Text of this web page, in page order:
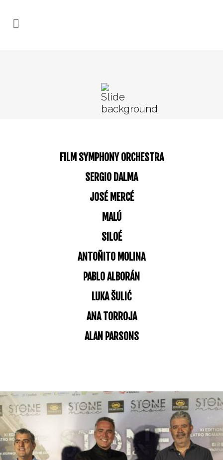
FILM SYMPHONY ORCHESTRA
SERGIO DALMA
JOSÉ MERCÉ
MALÚ
SILOÉ
ANTOÑITO MOLINA
PABLO ALBORÁN
LUKA ŠULIĆ
ANA TORROJA
ALAN PARSONS